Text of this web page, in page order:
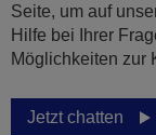
Seite, um auf
Hilfe bei Ihrer
Möglichkeiten zur
Jetzt chatten